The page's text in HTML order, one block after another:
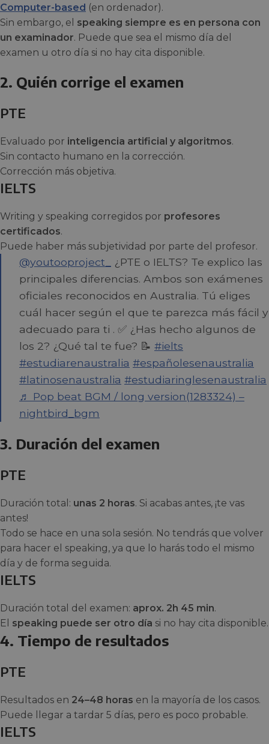
Computer-based (en ordenador).
Sin embargo, el speaking siempre es en persona con
un examinador. Puede que sea el mismo día del
examen u otro día si no hay cita disponible.
2. Quién corrige el examen
PTE
Evaluado por inteligencia artificial y algoritmos.
Sin contacto humano en la corrección.
Corrección más objetiva.
IELTS
Writing y speaking corregidos por profesores
certificados.
Puede haber más subjetividad por parte del profesor.
@youtooproject_
¿PTE o IELTS? Te explico las
principales diferencias. Ambos son exámenes
oficiales reconocidos en Australia. Tú eliges
cuál hacer según el que te parezca más fácil y
adecuado para ti . ✅ ¿Has hecho algunos de
los 2? ¿Qué tal te fue? 📝 #ielts
#estudiarenaustralia #españolesenaustralia
#latinosenaustralia #estudiaringlesenaustralia
♬ Pop beat BGM / long version(1283324) –
nightbird_bgm
3. Duración del examen
PTE
Duración total: unas 2 horas. Si acabas antes, ¡te vas
antes!
Todo se hace en una sola sesión. No tendrás que volver
para hacer el speaking, ya que lo harás todo el mismo
día y de forma seguida.
IELTS
Duración total del examen: aprox. 2h 45 min.
El speaking puede ser otro día si no hay cita disponible.
4. Tiempo de resultados
PTE
Resultados en 24–48 horas en la mayoría de los casos.
Puede llegar a tardar 5 días, pero es poco probable.
IELTS